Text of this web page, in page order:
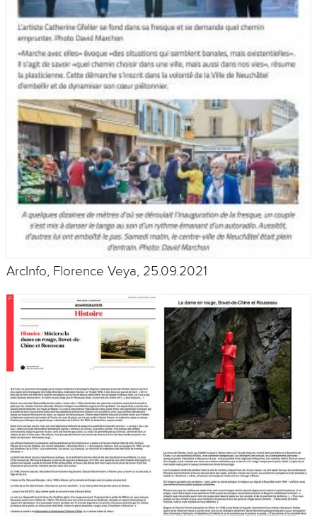
ArcInfo, Florence Veya, 25.09.2021